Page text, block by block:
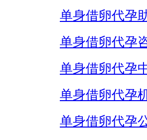
单身借卵代孕
单身借卵代孕
单身借卵代孕
单身借卵代孕
单身借卵代孕